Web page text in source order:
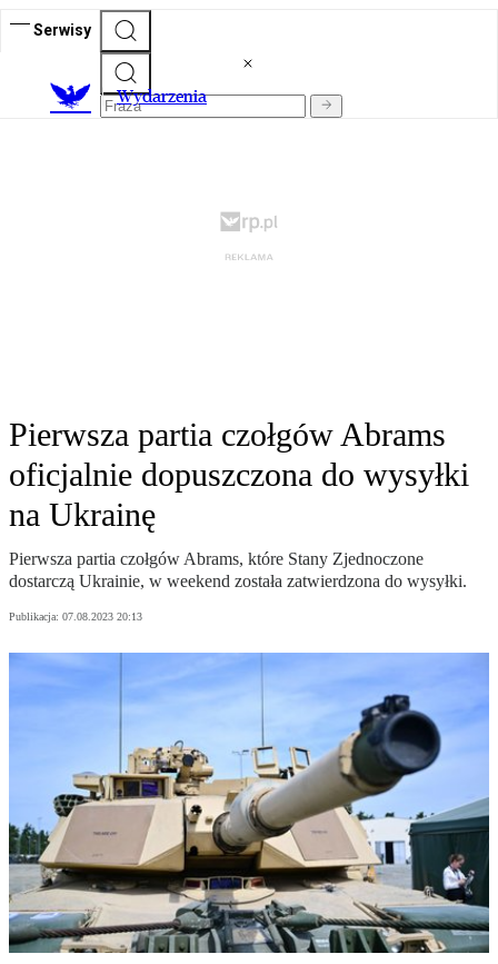
Serwisy
Wydarzenia
Pierwsza partia czołgów Abrams
oficjalnie dopuszczona do wysyłki
na Ukrainę
Pierwsza partia czołgów Abrams, które Stany Zjednoczone
dostarczą Ukrainie, w weekend została zatwierdzona do wysyłki.
Publikacja: 07.08.2023 20:13